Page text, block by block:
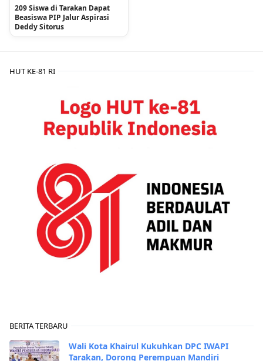
209 Siswa di Tarakan Dapat
Beasiswa PIP Jalur Aspirasi
Deddy Sitorus
HUT KE-81 RI
BERITA TERBARU
Wali Kota Khairul Kukuhkan DPC IWAPI
Tarakan, Dorong Perempuan Mandiri